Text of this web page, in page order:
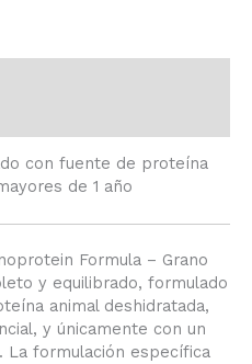
con fuente de proteína
de 1 año
Formula – Grano
y equilibrado, formulado
animal deshidratada,
y únicamente con un
La formulación específica